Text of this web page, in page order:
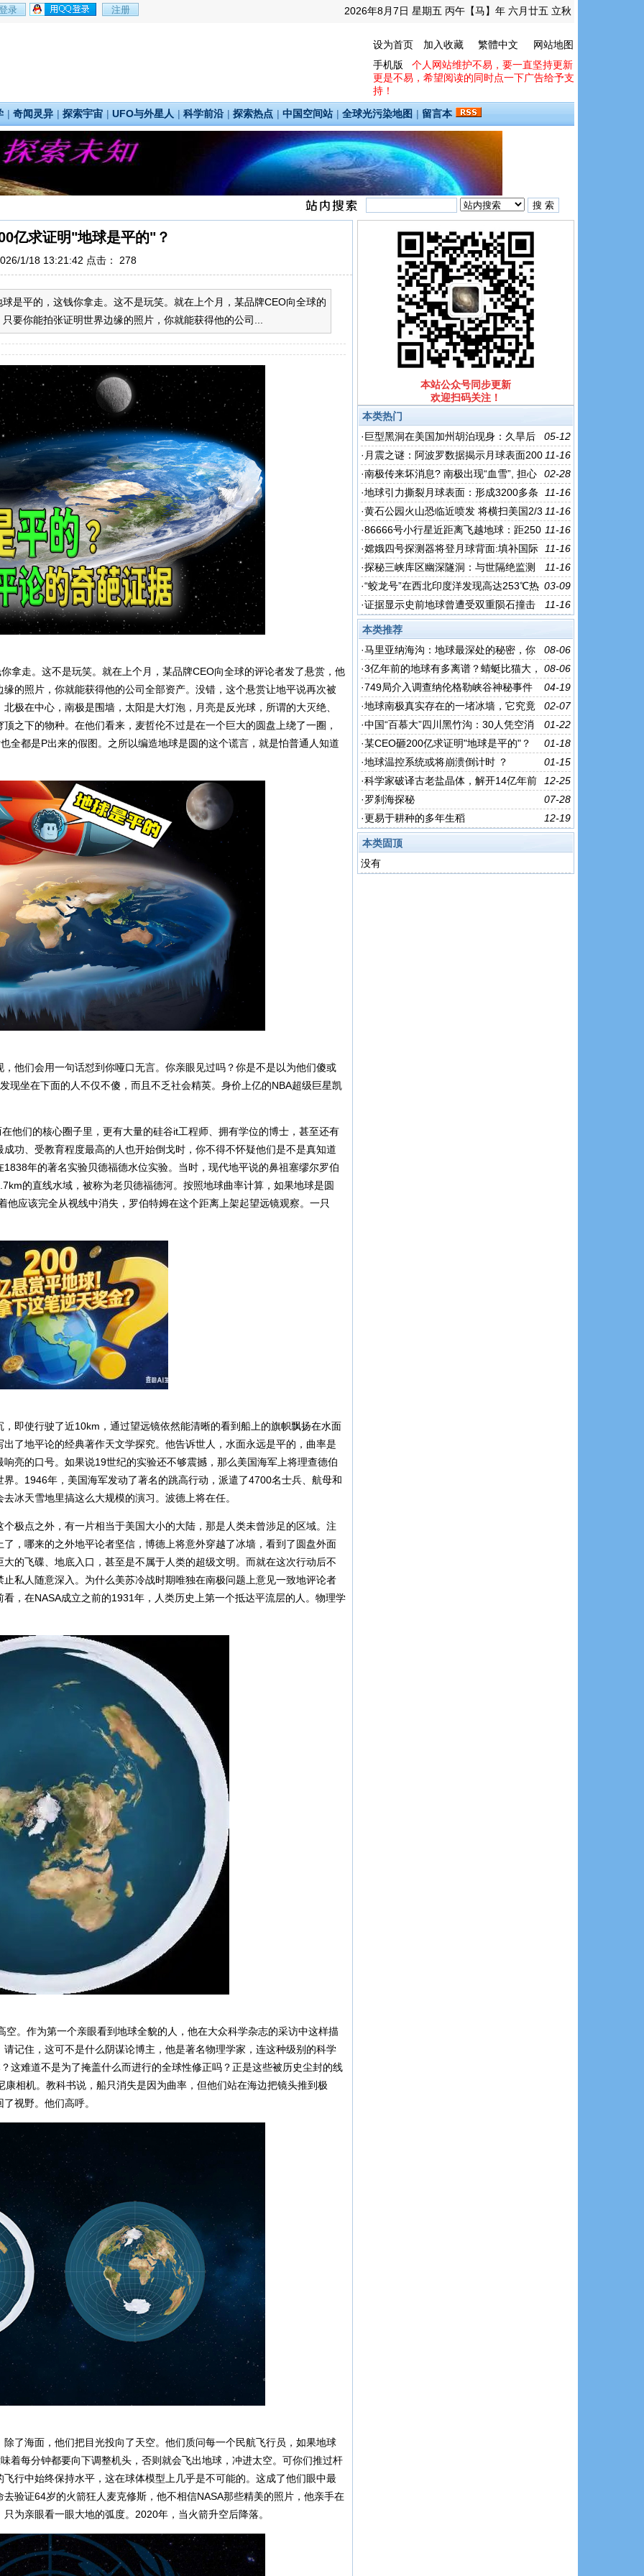
2026年8月7日 星期五 丙午【马】年 六月廿五 立秋
设为首页 加入收藏 繁體中文
网站地图
手机版
个人网站维护不易，要一直坚持更新
更是不易，希望阅读的同时点一下广告给予支
持！
| 奇闻灵异 | 探索宇宙 | UFO与外星人 | 科学前沿 | 探索热点 | 中国空间站 | 全球光污染地图 | 留言本
亿求证明"地球是平的"？
1/18 13:21:42 点击： 278
是平的，这钱你拿走。这不是玩笑。就在上个月，某品牌CEO向全球的
要你能拍张证明世界边缘的照片，你就能获得他的公司...
拿走。这不是玩笑。就在上个月，某品牌CEO向全球的评论者发了悬赏，他
的照片，你就能获得他的公司全部资产。没错，这个悬赏让地平说再次被
极在中心，南极是围墙，太阳是大灯泡，月亮是反光球，所谓的大灭绝、
之下的物种。在他们看来，麦哲伦不过是在一个巨大的圆盘上绕了一圈，
全都是P出来的假图。之所以编造地球是圆的这个谎言，就是怕普通人知道
他们会用一句话怼到你哑口无言。你亲眼见过吗？你是不是以为他们傻或
现坐在下面的人不仅不傻，而且不乏社会精英。身价上亿的NBA超级巨星凯
他们的核心圈子里，更有大量的硅谷it工程师、拥有学位的博士，甚至还有
功、受教育程度最高的人也开始倒戈时，你不得不怀疑他们是不是真知道
1838年的著名实验贝德福德水位实验。当时，现代地平说的鼻祖塞缪尔罗伯
的直线水域，被称为老贝德福德河。按照地球曲率计算，如果地球是圆
他应该完全从视线中消失，罗伯特姆在这个距离上架起望远镜观察。一只
，即使行驶了近10km ，通过望远镜依然能清晰的看到船上的旗帜飘扬在水面
了地平论的经典著作天文学探究。他告诉世人，水面永远是平的，曲率是
响亮的口号。如果说19世纪的实验还不够震撼，那么美国海军上将理查德伯
。 1946年，美国海军发动了著名的跳高行动，派遣了4700名士兵、航母和
冰天雪地里搞这么大规模的演习。波德上将在任。
极点之外，有一片相当于美国大小的大陆，那是人类未曾涉足的区域。注
，哪来的之外地平论者坚信，博德上将意外穿越了冰墙，看到了圆盘外面
的飞碟、地底入口，甚至是不属于人类的超级文明。而就在这次行动后不
私人随意深入。为什么美苏冷战时期唯独在南极问题上意见一致地评论者
看，在NASA成立之前的1931年，人类历史上第一个抵达平流层的人。物理学
空。作为第一个亲眼看到地球全貌的人，他在大众科学杂志的采访中这样描
记住，这可不是什么阴谋论博主，他是著名物理学家，连这种级别的科学
这难道不是为了掩盖什么而进行的全球性修正吗？正是这些被历史尘封的线
康相机。教科书说，船只消失是因为曲率，但他们站在海边把镜头推到极
视野。他们高呼。
了海面，他们把目光投向了天空。他们质问每一个民航飞行员，如果地球
着每分钟都要向下调整机头，否则就会飞出地球，冲进太空。可你们推过杆
行中始终保持水平，这在球体模型上几乎是不可能的。这成了他们眼中最
去验证64岁的火箭狂人麦克修斯，他不相信NASA那些精美的照片，他亲手在
为亲眼看一眼大地的弧度。 2020年，当火箭升空后降落。
本站公众号同步更新
欢迎扫码关注！
本类热门
05-12
·巨型黑洞在美国加州胡泊现身：久旱后
终降暴雨
11-16
· 月震之谜：阿波罗数据揭示月球表面200
多次震动
02-28
·南极传来坏消息? 南极出现“血雪”, 担心
的事情或将发生
11-16
·地球引力撕裂月球表面：形成3200多条
裂缝
11-16
·黄石公园火山恐临近喷发 将横扫美国2/3
地区
11-16
·86666号小行星近距离飞越地球：距250
0万公里
11-16
·嫦娥四号探测器将登月球背面:填补国际
空白
11-16
·探秘三峡库区幽深隧洞：与世隔绝监测
地震数据
03-09
·“蛟龙号”在西北印度洋发现高达253℃热
液喷口
11-16
·证据显示史前地球曾遭受双重陨石撞击
本类推荐
08-06
·马里亚纳海沟：地球最深处的秘密，你
了解多少？
08-06
·3亿年前的地球有多离谱？蜻蜓比猫大，
蝎子能怼狼……
04-19
·749局介入调查纳伦格勒峡谷神秘事件
02-07
·地球南极真实存在的一堵冰墙，它究竟
藏着什么秘密？
01-22
·中国“百慕大”四川黑竹沟：30人凭空消
失，这里的石头会吃人
01-18
·某CEO砸200亿求证明"地球是平的"？
01-15
·地球温控系统或将崩溃倒计时 ？
12-25
·科学家破译古老盐晶体，解开14亿年前
地球空气秘密
07-28
·罗刹海探秘
12-19
·更易于耕种的多年生稻
本类固顶
没有